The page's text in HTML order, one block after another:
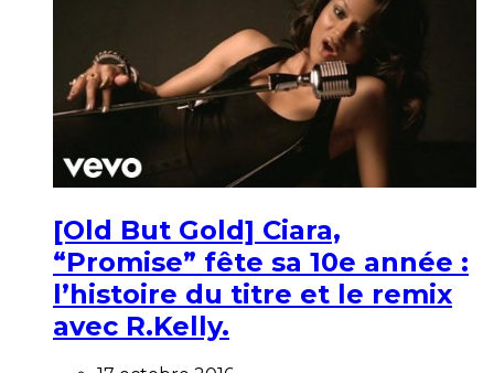
[Old But Gold] Ciara,
“Promise” fête sa 10e année :
l’histoire du titre et le remix
avec R.Kelly.